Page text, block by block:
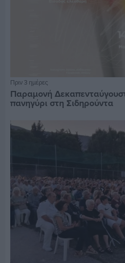
Πριν 3 ημέρες
Παραμονή
πανηγύρι στη Σιδηρούντα